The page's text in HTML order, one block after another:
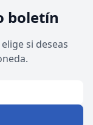
boletín
si deseas